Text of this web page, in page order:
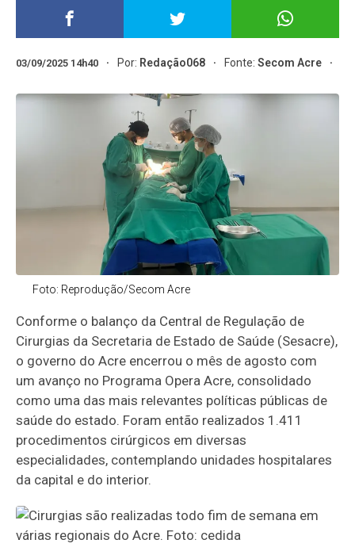
03/09/2025 14h40 Por: Redação068 Fonte:Secom Acre
Foto: Reprodução/Secom Acre
Conforme o balanço da Central de Regulação de
Cirurgias da Secretaria de Estado de Saúde (Sesacre),
o governo do Acre encerrou o mês de agosto com
um avanço no Programa Opera Acre, consolidado
como uma das mais relevantes políticas públicas de
saúde do estado. Foram então realizados 1.411
procedimentos cirúrgicos em diversas
especialidades, contemplando unidades hospitalares
da capital e do interior.